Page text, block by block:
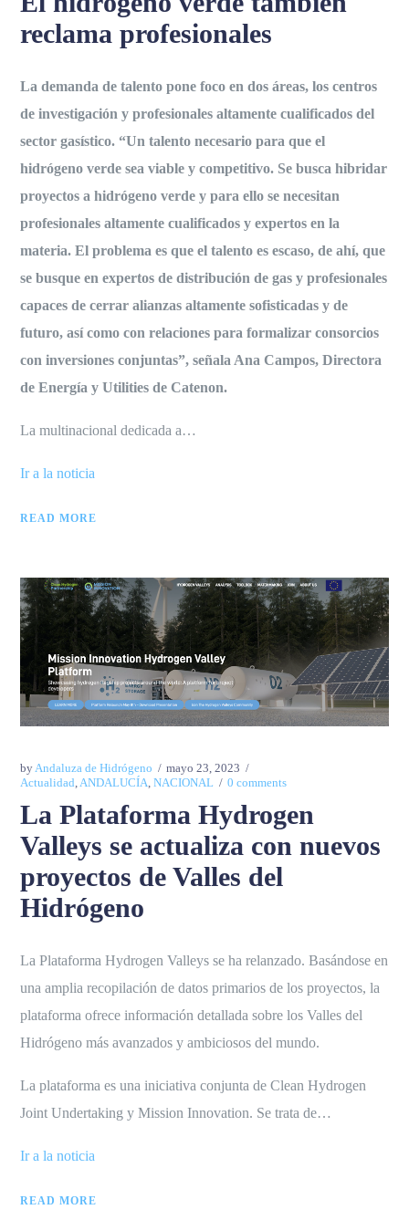
reclama profesionales
La demanda de talento pone foco en dos áreas, los centros
de investigación y profesionales altamente cualificados del
sector gasístico. “Un talento necesario para que el
hidrógeno verde sea viable y competitivo. Se busca hibridar
proyectos a hidrógeno verde y para ello se necesitan
profesionales altamente cualificados y expertos en la
materia. El problema es que el talento es escaso, de ahí, que
se busque en expertos de distribución de gas y profesionales
capaces de cerrar alianzas altamente sofisticadas y de
futuro, así como con relaciones para formalizar consorcios
con inversiones conjuntas”, señala Ana Campos, Directora
de Energía y Utilities de Catenon.
La multinacional dedicada a…
Ir a la noticia
READ MORE
byAndaluza de Hidrógeno
mayo 23, 2023
Actualidad,ANDALUCÍA,NACIONAL 0 comments
La Plataforma Hydrogen
Valleys se actualiza con nuevos
proyectos de Valles del
Hidrógeno
La Plataforma Hydrogen Valleys se ha relanzado. Basándose en
una amplia recopilación de datos primarios de los proyectos, la
plataforma ofrece información detallada sobre los Valles del
Hidrógeno más avanzados y ambiciosos del mundo.
La plataforma es una iniciativa conjunta de Clean Hydrogen
Joint Undertaking y Mission Innovation. Se trata de…
Ir a la noticia
READ MORE